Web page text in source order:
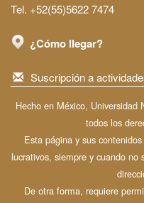
Tel. +52(55)5622 7474
¿Cómo llegar?
Suscripción a
Hecho en México, Universidad
todos los
Esta página y sus
lucrativos, siempre y cuando
De otra forma, requiere